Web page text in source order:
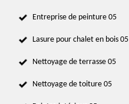
Entreprise de peinture 05
Lasure pour chalet en bois 05
Nettoyage de terrasse 05
Nettoyage de toiture 05